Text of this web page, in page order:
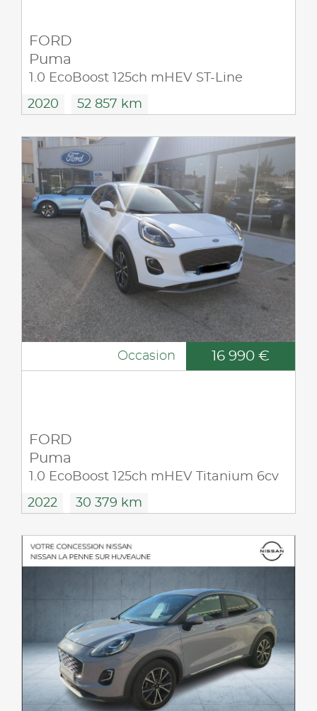
FORD
Puma
1.0 EcoBoost 125ch mHEV ST-Line
2020 52 857 km
Occasion 16 990 €
FORD
Puma
1.0 EcoBoost 125ch mHEV Titanium 6cv
2022 30 379 km